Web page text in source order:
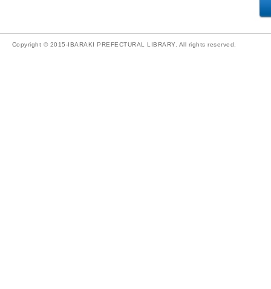
Copyright © 2015-IBARAKI PREFECTURAL LIBRARY. All rights reserved.